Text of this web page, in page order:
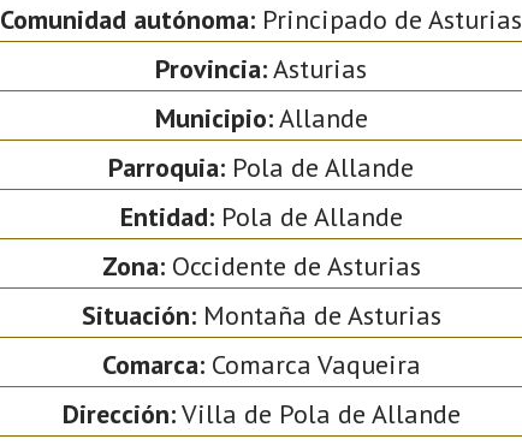
Comunidad autónoma: Principado de Asturias
Provincia:Asturias
Municipio:Allande
Parroquia: Pola de Allande
Entidad:Pola de Allande
Zona:Occidente de Asturias
Situación:Montaña de Asturias
Comarca:Comarca Vaqueira
Dirección:Villa de Pola de Allande